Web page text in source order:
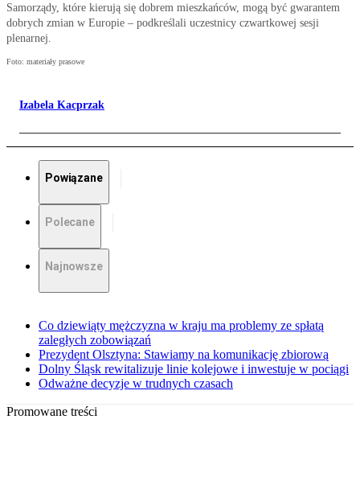
Samorządy, które kierują się dobrem mieszkańców, mogą być gwarantem
dobrych zmian w Europie – podkreślali uczestnicy czwartkowej sesji
plenarnej.
Foto: materiały prasowe
Izabela Kacprzak
Powiązane
Polecane
Najnowsze
Co dziewiąty mężczyzna w kraju ma problemy ze spłatą
zaległych zobowiązań
Prezydent Olsztyna: Stawiamy na komunikację zbiorową
Dolny Śląsk rewitalizuje linie kolejowe i inwestuje w pociągi
Odważne decyzje w trudnych czasach
Promowane treści